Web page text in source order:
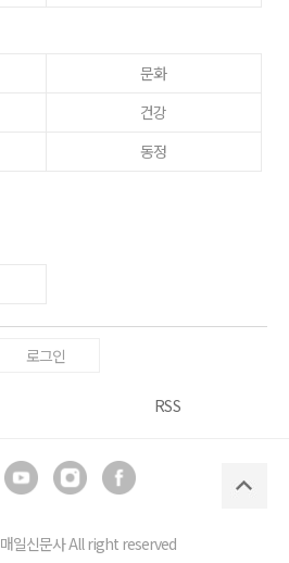
문화
건강
동정
로그인
RSS
매일신문사All right reserved